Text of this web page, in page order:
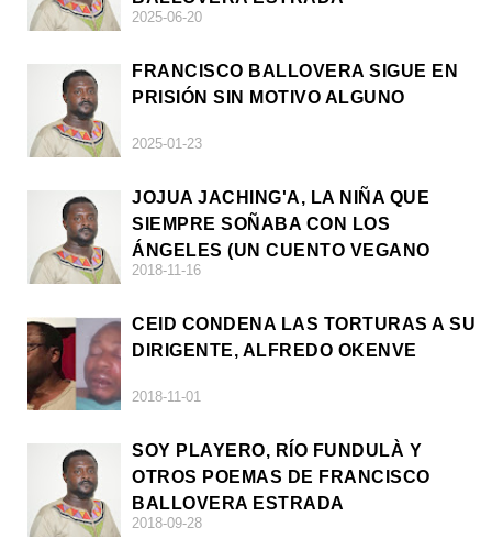
2025-06-20
FRANCISCO BALLOVERA SIGUE EN
PRISIÓN SIN MOTIVO ALGUNO
2025-01-23
JOJUA JACHING'A, LA NIÑA QUE
SIEMPRE SOÑABA CON LOS
ÁNGELES (UN CUENTO VEGANO
AFRICANO)
2018-11-16
CEID CONDENA LAS TORTURAS A SU
DIRIGENTE, ALFREDO OKENVE
2018-11-01
SOY PLAYERO, RÍO FUNDULÀ Y
OTROS POEMAS DE FRANCISCO
BALLOVERA ESTRADA
2018-09-28